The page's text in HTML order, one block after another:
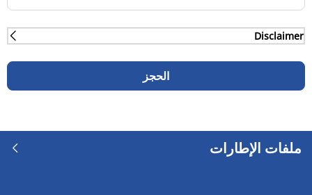
Disclaimer
السباق على الطرق الجافة - بحسب الاختبارات الخارجية
التي أجرتها TÜV SÜD بناء على طلب من ميشلان
بريدجستون S007A وبريدجستون S-04 بول بوزيشن
وكونتيننتال إكستريم كونتاكت سبورت وكونتيننتال سبورت
الحجز
ملفات الإطارات